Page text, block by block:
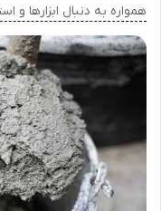
همواره به دنبال ابزارها و